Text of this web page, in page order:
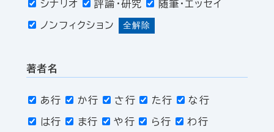
シナリオ 評論・研究 随筆・エッセイ
ノンフィクション 全解除
著者名
あ行 か行 さ行 た行 な行
は行 ま行 や行 ら行 わ行